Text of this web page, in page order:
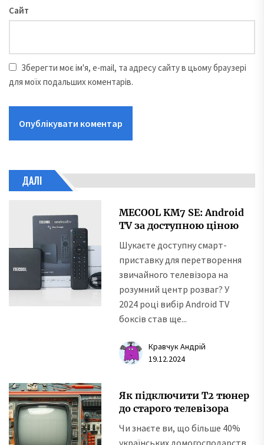
Сайт
Зберегти моє ім'я, e-mail, та адресу сайту в цьому браузері
для моїх подальших коментарів.
ДАЛІ
MECOOL KM7 SE: Android
TV за доступною ціною
Шукаєте доступну смарт-
приставку для перетворення
звичайного телевізора на
розумний центр розваг? У
2024 році вибір Android TV
боксів став ще...
Кравчук Андрій
19.12.2024
Як підключити Т2 тюнер
до старого телевізора
Чи знаєте ви, що більше 40%
українських домогосподарств